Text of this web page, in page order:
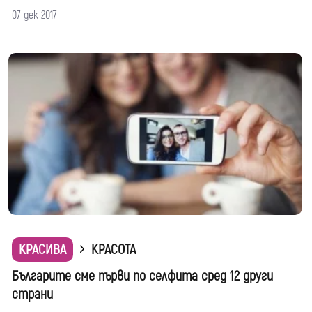
07 дек 2017
КРАСИВА
КРАСОТА
Българите сме първи по селфита сред 12 други
страни